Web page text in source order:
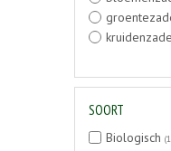
SOORT
Biologisch